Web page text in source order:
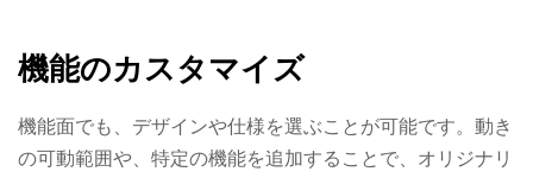
機能のカスタマイズ
機能面でも、デザインや仕様を選ぶことが可能です。動き
の可動範囲や、特定の機能を追加することで、オリジナリ